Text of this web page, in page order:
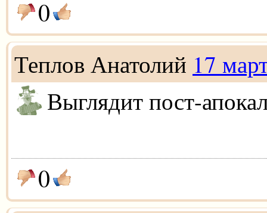
0
Теплов Анатолий 17
Выглядит пост-
0